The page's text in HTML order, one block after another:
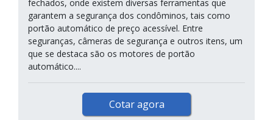
fechados, onde existem diversas ferramentas que
garantem a segurança dos condôminos, tais como
portão automático de preço acessível. Entre
seguranças, câmeras de segurança e outros itens, um
que se destaca são os motores de portão
automático....
Cotar agora